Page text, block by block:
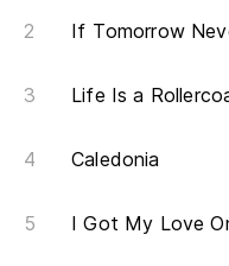
If Tomorrow
Life Is a
Caledonia
I Got My Love